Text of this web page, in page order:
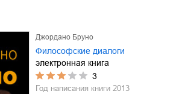
Джордано Бруно
Философские диалоги
электронная книга
3
Год написания книги 2013